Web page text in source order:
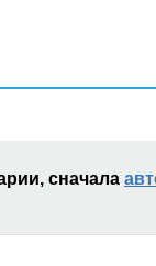
сначала